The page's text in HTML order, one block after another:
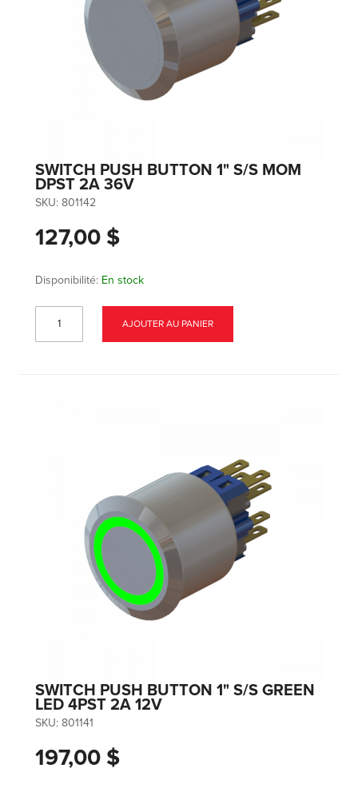
SWITCH PUSH BUTTON 1" S/S MOM
DPST 2A 36V
SKU: 801142
127,00 $
Disponibilité: En stock
AJOUTER AU PANIER
SWITCH PUSH BUTTON 1" S/S GREEN
LED 4PST 2A 12V
SKU: 801141
197,00 $